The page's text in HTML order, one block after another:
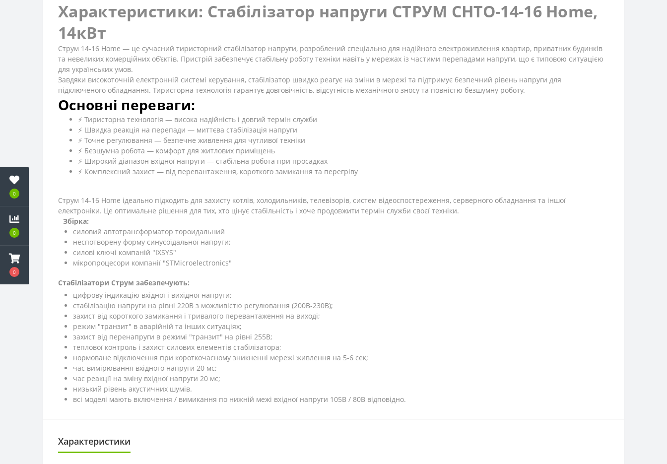
0
0
0
Характеристики: Стабілізатор напруги СТРУМ СНТО-14-16 Home,
14кВт
Струм 14-16 Home — це сучасний тиристорний стабілізатор напруги, розроблений спеціально для надійного електроживлення квартир, приватних будинків
та невеликих комерційних об’єктів. Пристрій забезпечує стабільну роботу техніки навіть у мережах із частими перепадами напруги, що є типовою ситуацією
для українських умов.
Завдяки високоточній електронній системі керування, стабілізатор швидко реагує на зміни в мережі та підтримує безпечний рівень напруги для
підключеного обладнання. Тиристорна технологія гарантує довговічність, відсутність механічного зносу та повністю безшумну роботу.
Основні переваги:
⚡ Тиристорна технологія — висока надійність і довгий термін служби
⚡ Швидка реакція на перепади — миттєва стабілізація напруги
⚡ Точне регулювання — безпечне живлення для чутливої техніки
⚡ Безшумна робота — комфорт для житлових приміщень
⚡ Широкий діапазон вхідної напруги — стабільна робота при просадках
⚡ Комплексний захист — від перевантаження, короткого замикання та перегріву
Струм 14-16 Home ідеально підходить для захисту котлів, холодильників, телевізорів, систем відеоспостереження, серверного обладнання та іншої
електроніки. Це оптимальне рішення для тих, хто цінує стабільність і хоче продовжити термін служби своєї техніки.
Збірка:
силовий автотрансформатор тороидальний
неспотворену форму синусоїдальної напруги;
силові ключі компаній "IXSYS"
мікропроцесори компанії "STMicroelectronics"
Стабілізатори Струм забезпечують:
цифрову індикацію вхідної і вихідної напруги;
стабілізацію напруги на рівні 220В з можливістю регулювання (200В-230В);
захист від короткого замикання і тривалого перевантаження на виході;
режим "транзит" в аварійній та інших ситуаціях;
захист від перенапруги в режимі "транзит" на рівні 255В;
теплової контроль і захист силових елементів стабілізатора;
нормоване відключення при короткочасному зникненні мережі живлення на 5-6 сек;
час вимірювання вхідного напруги 20 мс;
час реакції на зміну вхідної напруги 20 мс;
низький рівень акустичних шумів.
всі моделі мають включення / вимикання по нижній межі вхідної напруги 105В / 80В відповідно.
Характеристики